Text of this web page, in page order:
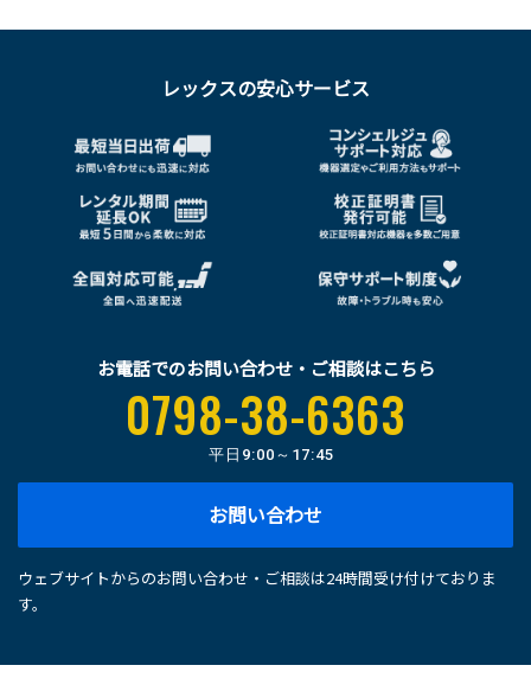
レックスの安心サービス
お電話でのお問い合わせ・ご相談はこちら
0798-38-6363
平日 9:00～17:45
お問い合わせ
ウェブサイトからのお問い合わせ・ご相談は24時間受け付けておりま
す。